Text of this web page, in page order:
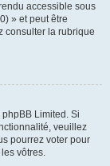
accessible sous
» et peut être
consulter la rubrique
Limited. Si
veuillez
pourrez voter pour
vôtres.